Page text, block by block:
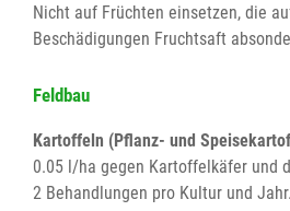
Nicht auf Früchten einsetzen, die
Beschädigungen Fruchtsaft
Feldbau
Kartoffeln (Pflanz- und
0.05 l/ha gegen Kartoffelkäfer und
2 Behandlungen pro Kultur und